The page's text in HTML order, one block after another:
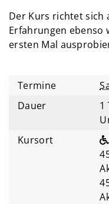
Der Kurs richtet sich
Erfahrungen ebenso
ersten Mal
Termine
Dauer
1
Kursort